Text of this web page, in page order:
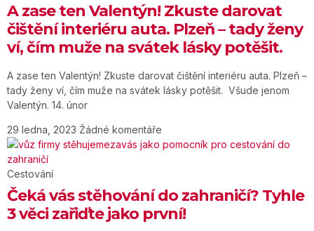
A zase ten Valentýn! Zkuste darovat
čištění interiéru auta. Plzeň – tady ženy
ví, čím muže na svátek lásky potěšit.
A zase ten Valentýn! Zkuste darovat čištění interiéru auta. Plzeň –
tady ženy ví, čím muže na svátek lásky potěšit. Všude jenom
Valentýn. 14. únor
29 ledna, 2023 Žádné komentáře
Cestování
Čeká vás stěhování do zahraničí? Tyhle
3 věci zařiďte jako první!